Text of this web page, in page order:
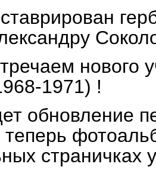
нового
1971) !
обновление
страничках